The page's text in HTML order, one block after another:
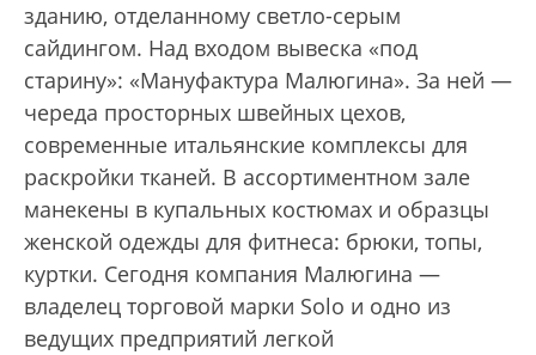
зданию, отделанному светло-серым
сайдингом. Над входом вывеска «под
старину»: «Мануфактура Малюгина». За ней —
череда просторных швейных цехов,
современные италь­янские комплексы для
раскройки тканей. В ассортиментном зале
манекены в купальных костюмах и образцы
женской одежды для фитнеса: брюки, топы,
куртки. Сегодня компания Малюгина —
владелец торговой марки Solo и одно из
ведущих предприятий легкой